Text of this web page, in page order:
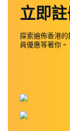
立即
探索遍佈香港
員優惠等著你。